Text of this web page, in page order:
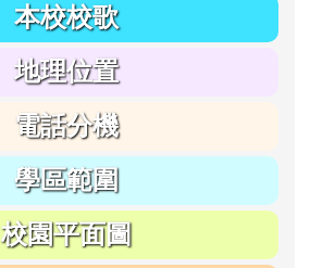
本校校歌
地理位置
電話分機
學區範圍
校園平面圖